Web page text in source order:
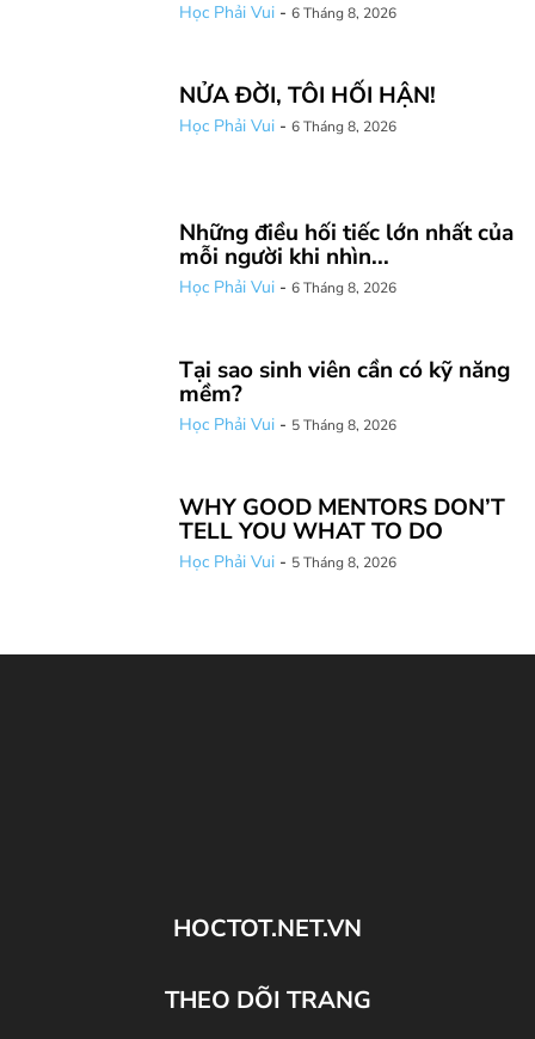
Học Phải Vui - 6 Tháng 8, 2026
NỬA ĐỜI, TÔI HỐI HẬN!
Học Phải Vui - 6 Tháng 8, 2026
Những điều hối tiếc lớn nhất của
mỗi người khi nhìn...
Học Phải Vui - 6 Tháng 8, 2026
Tại sao sinh viên cần có kỹ năng
mềm?
Học Phải Vui - 5 Tháng 8, 2026
WHY GOOD MENTORS DON’T
TELL YOU WHAT TO DO
Học Phải Vui - 5 Tháng 8, 2026
HOCTOT.NET.VN
THEO DÕI TRANG